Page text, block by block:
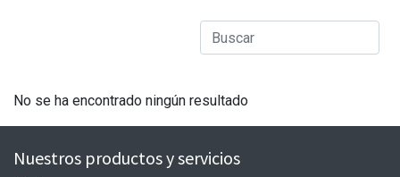
No se ha encontrado ningún resultado
Nuestros productos y servicios